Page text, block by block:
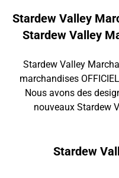
Stardew Valley
Stardew Valley
Stardew Valley
marchandises
Nous avons des
nouveaux Stardew
Stardew